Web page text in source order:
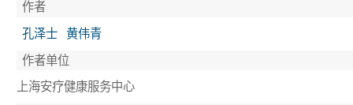
作者
孔泽士
黄伟青
作者单位
上海安疗健康服务中心